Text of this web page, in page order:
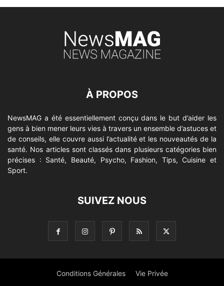
À PROPOS
NewsMAG a été essentiellement conçu dans le but d’aider les
gens à bien mener leurs vies à travers un ensemble d’astuces et
de conseils, elle couvre aussi l’actualité et les nouveautés de la
santé. Nos articles sont classés dans plusieurs catégories bien
précises : Santé, Beauté, Psycho, Fashion, Tips, Cuisine et
Sport.
SUIVEZ NOUS
Conditions Générales Vie Privée